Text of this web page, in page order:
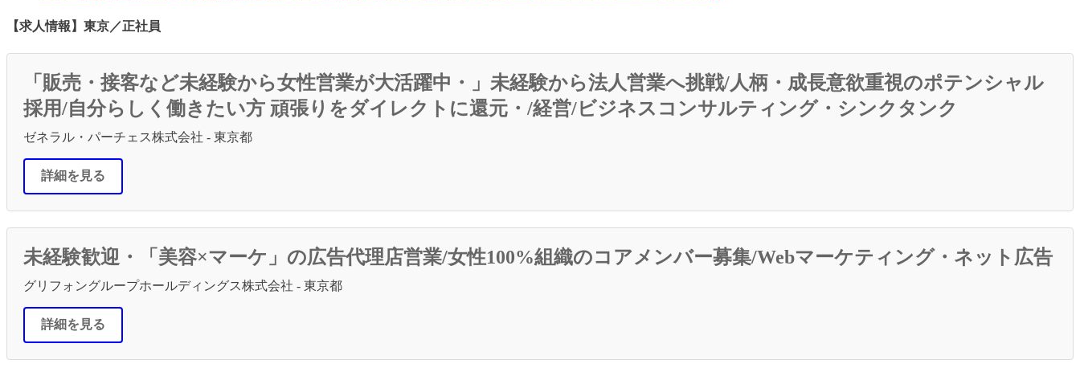
【求人情報】東京／正社員
「販売・接客など未経験から女性営業が大活躍中・」未経験から法人営業へ挑戦/人柄・成長意欲重視のポテンシャル
採用/自分らしく働きたい方 頑張りをダイレクトに還元・/経営/ビジネスコンサルティング・シンクタンク
ゼネラル・パーチェス株式会社 - 東京都
詳細を見る
未経験歓迎・「美容×マーケ」の広告代理店営業/女性100%組織のコアメンバー募集/Webマーケティング・ネット広告
グリフォングループホールディングス株式会社 - 東京都
詳細を見る